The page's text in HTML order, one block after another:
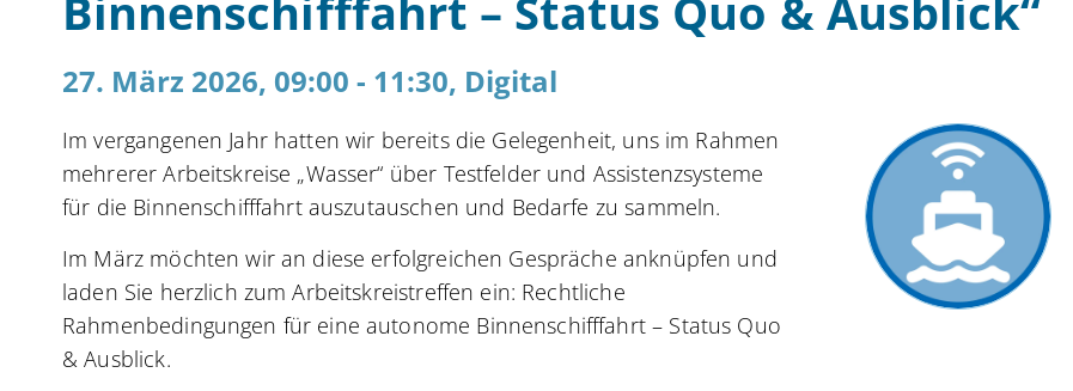
27. März 2026, 09:00 - 11:30, Digital
Im vergangenen Jahr hatten wir bereits die Gelegenheit, uns im Rahmen
mehrerer Arbeitskreise „Wasser“ über Testfelder und Assistenzsysteme
für die Binnenschifffahrt auszutauschen und Bedarfe zu sammeln.
Im März möchten wir an diese erfolgreichen Gespräche anknüpfen und
laden Sie herzlich zum Arbeitskreistreffen ein: Rechtliche
Rahmenbedingungen für eine autonome Binnenschifffahrt – Status Quo
& Ausblick.